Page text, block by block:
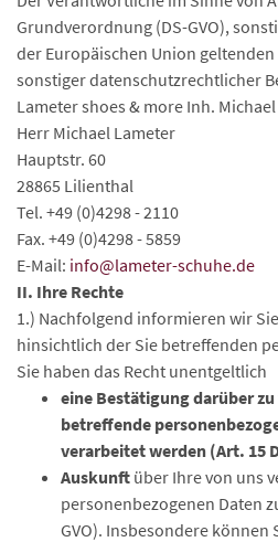
Grundverordnung (DS-GVO),
der Europäischen Union
sonstiger datenschutzrechtlicher
Lameter shoes & more Inh.
Herr Michael Lameter
Hauptstr. 60
28865 Lilienthal
Tel. +49 (0)4298 - 2110
Fax. +49 (0)4298 - 5859
E-Mail: info@lameter-schuhe.de
II. Ihre Rechte
1.) Nachfolgend informieren wir
hinsichtlich der Sie betreffenden
Sie haben das Recht unentgeltlich
eine Bestätigung darüber
betreffende
verarbeitet werden (Art. 15
Auskunft über Ihre von uns
personenbezogenen Daten
GVO). Insbesondere können